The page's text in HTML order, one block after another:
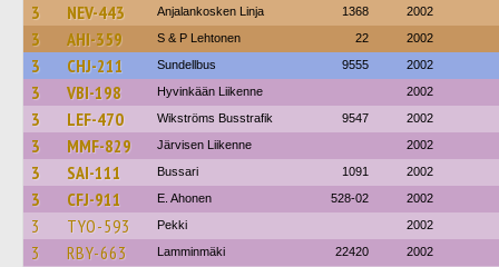
3 NEV-443 Anjalankosken Linja 1368 2002
3 AHI-359 S & P Lehtonen 22 2002
3 CHJ-211 Sundellbus 9555 2002
3 VBI-198 Hyvinkään Liikenne 2002
3 LEF-470 Wikströms Busstrafik 9547 2002
3 MMF-829 Järvisen Liikenne 2002
3 SAI-111 Bussari 1091 2002
3 CFJ-911 E. Ahonen 528-02 2002
3 TYO-593 Pekki 2002
3 RBY-663 Lamminmäki 22420 2002